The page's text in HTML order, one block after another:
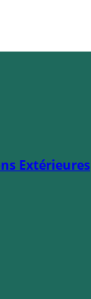
Extérieures